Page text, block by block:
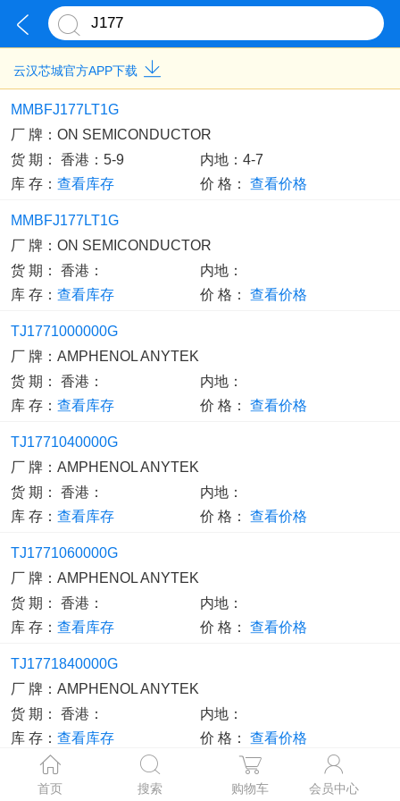
云汉芯城官方APP下载
MMBFJ177LT1G
厂 牌： ON SEMICONDUCTOR
货 期：
香港：5-9
内地：4-7
库 存： 查看库存 价 格： 查看价格
MMBFJ177LT1G
厂 牌： ON SEMICONDUCTOR
货 期：
香港：
内地：
库 存： 查看库存 价 格： 查看价格
TJ1771000000G
厂 牌： AMPHENOL ANYTEK
货 期：
香港：
内地：
库 存： 查看库存 价 格： 查看价格
TJ1771040000G
厂 牌： AMPHENOL ANYTEK
货 期：
香港：
内地：
库 存： 查看库存 价 格： 查看价格
TJ1771060000G
厂 牌： AMPHENOL ANYTEK
货 期：
香港：
内地：
库 存： 查看库存 价 格： 查看价格
TJ1771840000G
厂 牌： AMPHENOL ANYTEK
货 期：
香港：
内地：
库 存： 查看库存 价 格： 查看价格
TJ1771860000G
首页 搜索 购物车 会员中心